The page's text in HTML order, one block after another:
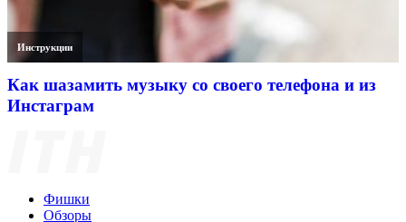
Инструкции
Как шазамить музыку со своего телефона и из
Инстаграм
Фишки
Обзоры